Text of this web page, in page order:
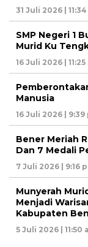
31 Juli 2026 |
SMP Negeri 1
Murid Ku
16 Juli 2026 |
Manusia
16 Juli 2026 | 9:39
Bener Meriah
Dan 7 Medali
7 Juli 2026 | 9:16
Munyerah
Menjadi
Kabupaten
5 Juli 2026 | 11:50